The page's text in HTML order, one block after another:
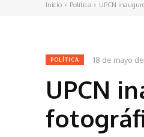
Inicio Política UPCN
POLÍTICA 18 de mayo
UPCN